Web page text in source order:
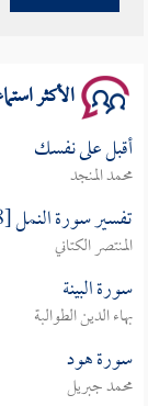
الأكثر
أقبل على نفسك
محمد المنجد
تفسير سورة النمل [88-93]
المنتصر الكتاني
سورة البينة
بهاء الدين الطوالبة
سورة هود
محمد جبريل